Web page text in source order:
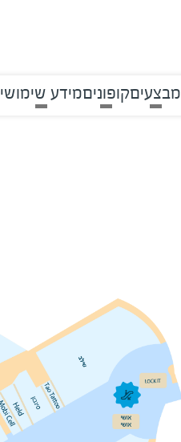
מבצעיםקופוניםמידע שימושי